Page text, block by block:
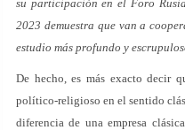
su participación en el Foro
2023 demuestra que van a
estudio más profundo y
De hecho, es más exacto decir
político-religioso en el sentido
diferencia de una empresa